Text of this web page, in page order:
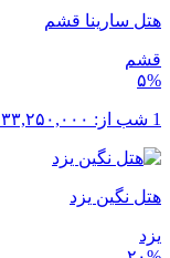
هتل سارینا قشم
قشم
۵%
1 شب از: ۳۳,۲۵۰,۰۰۰
هتل نگین یزد
یزد